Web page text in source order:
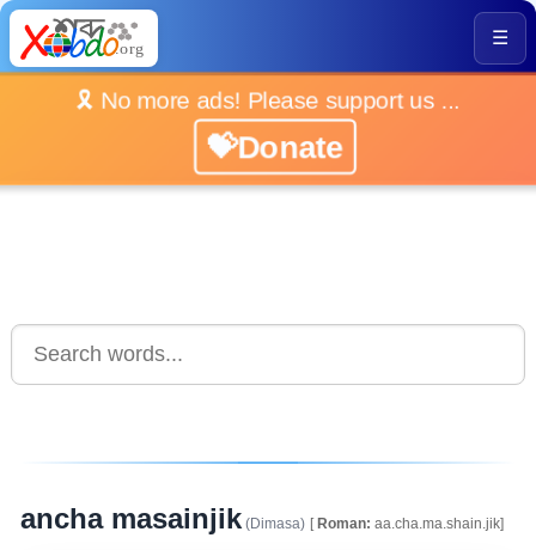
☰
🎗️ No more ads! Please support us ...
💝Donate
ancha masainjik(Dimasa) [Roman: aa.cha.ma.shain.jik]